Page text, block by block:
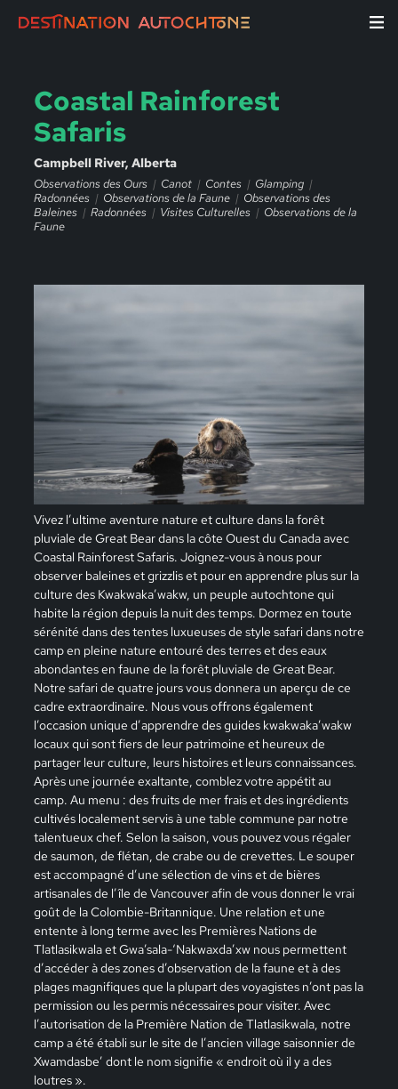
Coastal Rainforest
Safaris
Campbell River, Alberta
Observations des Ours Canot Contes
Glamping
Radonnées
Observations de la Faune
Observations des
Baleines
Radonnées Visites Culturelles
Observations de la
Faune
Vivez l’ultime aventure nature et culture dans la forêt
pluviale de Great Bear dans la côte Ouest du Canada avec
Coastal Rainforest Safaris. Joignez-vous à nous pour
observer baleines et grizzlis et pour en apprendre plus sur la
culture des Kwakwaka’wakw, un peuple autochtone qui
habite la région depuis la nuit des temps. Dormez en toute
sérénité dans des tentes luxueuses de style safari dans notre
camp en pleine nature entouré des terres et des eaux
abondantes en faune de la forêt pluviale de Great Bear.
Notre safari de quatre jours vous donnera un aperçu de ce
cadre extraordinaire. Nous vous offrons également
l’occasion unique d’apprendre des guides kwakwaka’wakw
locaux qui sont fiers de leur patrimoine et heureux de
partager leur culture, leurs histoires et leurs connaissances.
Après une journée exaltante, comblez votre appétit au
camp. Au menu : des fruits de mer frais et des ingrédients
cultivés localement servis à une table commune par notre
talentueux chef. Selon la saison, vous pouvez vous régaler
de saumon, de flétan, de crabe ou de crevettes. Le souper
est accompagné d’une sélection de vins et de bières
artisanales de l’île de Vancouver afin de vous donner le vrai
goût de la Colombie-Britannique. Une relation et une
entente à long terme avec les Premières Nations de
Tlatlasikwala et Gwa’sala-‘Nakwaxda’xw nous permettent
d’accéder à des zones d’observation de la faune et à des
plages magnifiques que la plupart des voyagistes n’ont pas la
permission ou les permis nécessaires pour visiter. Avec
l’autorisation de la Première Nation de Tlatlasikwala, notre
camp a été établi sur le site de l’ancien village saisonnier de
Xwamdasbe’ dont le nom signifie « endroit où il y a des
loutres ».